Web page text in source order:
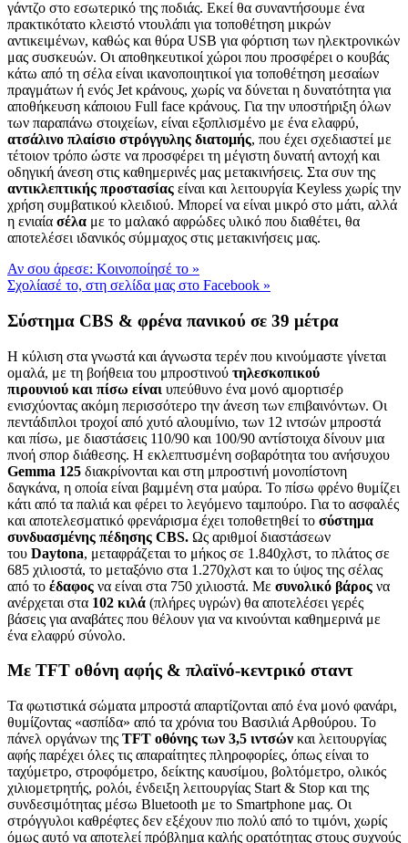
γάντζο στο εσωτερικό της ποδιάς. Εκεί θα συναντήσουμε ένα
πρακτικότατο κλειστό ντουλάπι για τοποθέτηση μικρών
αντικειμένων, καθώς και θύρα USB για φόρτιση των ηλεκτρονικών
μας συσκευών. Οι αποθηκευτικοί χώροι που προσφέρει ο κουβάς
κάτω από τη σέλα είναι ικανοποιητικοί για τοποθέτηση μεσαίων
πραγμάτων ή ενός Jet κράνους, χωρίς να δύνεται η δυνατότητα για
αποθήκευση κάποιου Full face κράνους. Για την υποστήριξη όλων
των παραπάνω στοιχείων, είναι εξοπλισμένο με ένα ελαφρύ,
ατσάλινο πλαίσιο στρόγγυλης διατομής, που έχει σχεδιαστεί με
τέτοιον τρόπο ώστε να προσφέρει τη μέγιστη δυνατή αντοχή και
οδηγική άνεση στις καθημερινές μας μετακινήσεις. Στα συν της
αντικλεπτικής προστασίας είναι και λειτουργία Keyless χωρίς την
χρήση συμβατικού κλειδιού. Μπορεί να είναι μικρό στο μάτι, αλλά
η ενιαία σέλα με το μαλακό αφρώδες υλικό που διαθέτει, θα
αποτελέσει ιδανικός σύμμαχος στις μετακινήσεις μας.
Αν σου άρεσε: Κοινοποίησέ το »
Σχολίασέ το, στη σελίδα μας στο Facebook »
Σύστημα CBS & φρένα πανικού σε 39 μέτρα
Η κύλιση στα γνωστά και άγνωστα τερέν που κινούμαστε γίνεται
ομαλά, με τη βοήθεια του μπροστινού τηλεσκοπικού
πιρουνιού και πίσω είναι υπεύθυνο ένα μονό αμορτισέρ
ενισχύοντας ακόμη περισσότερο την άνεση των επιβαινόντων. Οι
πεντάδιπλοι τροχοί από χυτό αλουμίνιο, των 12 ιντσών μπροστά
και πίσω, με διαστάσεις 110/90 και 100/90 αντίστοιχα δίνουν μια
πνοή σπορ διάθεσης. Η εκλεπτυσμένη σοβαρότητα του ανήσυχου
Gemma 125 διακρίνονται και στη μπροστινή μονοπίστονη
δαγκάνα, η οποία είναι βαμμένη στα μαύρα. Το πίσω φρένο θυμίζει
κάτι από τα παλιά και φέρει το λεγόμενο ταμπούρο. Για το ασφαλές
και αποτελεσματικό φρενάρισμα έχει τοποθετηθεί το σύστημα
συνδυασμένης πέδησης CBS. Ως αριθμοί διαστάσεων
του Daytona, μεταφράζεται το μήκος σε 1.840χλστ, το πλάτος σε
685 χιλιοστά, το μεταξόνιο στα 1.270χλστ και το ύψος της σέλας
από το έδαφος να είναι στα 750 χιλιοστά. Με συνολικό βάρος να
ανέρχεται στα 102 κιλά (πλήρες υγρών) θα αποτελέσει γερές
βάσεις για αναβάτες που θέλουν για να κινούνται καθημερινά με
ένα ελαφρύ σύνολο.
Με TFT οθόνη αφής & πλαϊνό-κεντρικό σταντ
Τα φωτιστικά σώματα μπροστά απαρτίζονται από ένα μονό φανάρι,
θυμίζοντας «ασπίδα» από τα χρόνια του Βασιλιά Αρθούρου. Το
πάνελ οργάνων της TFT οθόνης των 3,5 ιντσών και λειτουργίας
αφής παρέχει όλες τις απαραίτητες πληροφορίες, όπως είναι το
ταχύμετρο, στροφόμετρο, δείκτης καυσίμου, βολτόμετρο, ολικός
χιλιομετρητής, ρολόι, ένδειξη λειτουργίας Start & Stop και της
συνδεσιμότητας μέσω Bluetooth με το Smartphone μας. Οι
στρόγγυλοι καθρέφτες δεν εξέχουν πιο πολύ από το τιμόνι, χωρίς
όμως αυτό να αποτελεί πρόβλημα καλής ορατότητας στους συχνούς